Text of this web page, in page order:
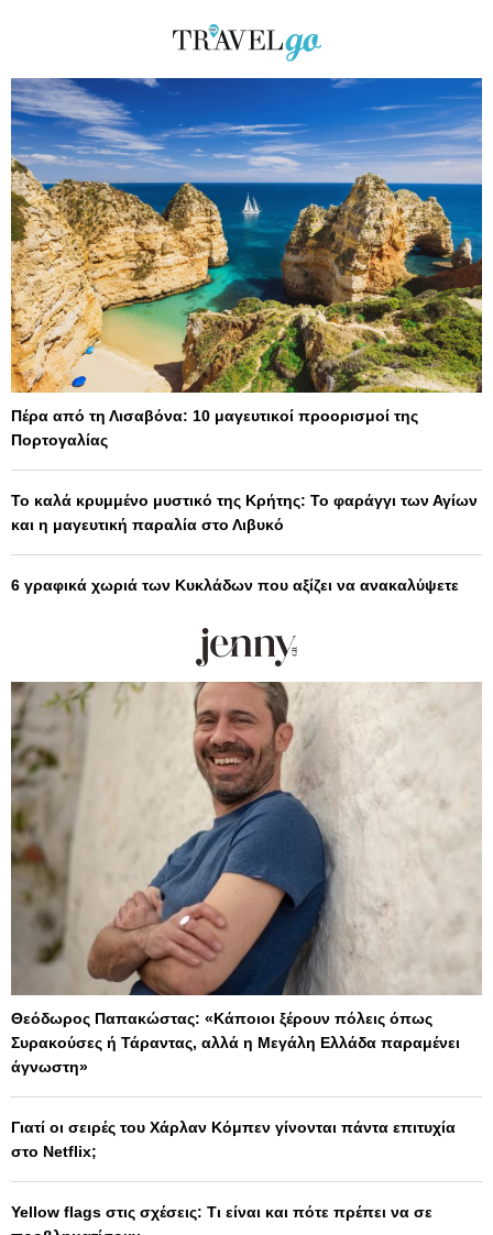
Πέρα από τη Λισαβόνα: 10 μαγευτικοί προορισμοί της
Πορτογαλίας
Το καλά κρυμμένο μυστικό της Κρήτης: Το φαράγγι των Αγίων
και η μαγευτική παραλία στο Λιβυκό
6 γραφικά χωριά των Κυκλάδων που αξίζει να ανακαλύψετε
Θεόδωρος Παπακώστας: «Κάποιοι ξέρουν πόλεις όπως
Συρακούσες ή Τάραντας, αλλά η Μεγάλη Ελλάδα παραμένει
άγνωστη»
Γιατί οι σειρές του Χάρλαν Κόμπεν γίνονται πάντα επιτυχία
στο Netflix;
Yellow flags στις σχέσεις: Τι είναι και πότε πρέπει να σε